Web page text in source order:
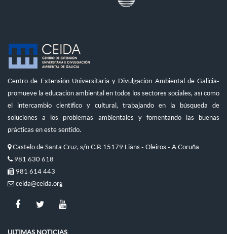
Centro de Extensión Universitaria y Divulgación Ambiental de Galicia-
promueve la educación ambiental en todos los sectores sociales, así como
el intercambio científico y cultural, trabajando en la búsqueda de
soluciones a los problemas ambientales y fomentando las buenas
prácticas en este sentido.
Castelo de Santa Cruz, s/n C.P. 15179 Liáns - Oleiros - A Coruña
981 630 618
981 614 443
ceida@ceida.org
ULTIMAS NOTICIAS